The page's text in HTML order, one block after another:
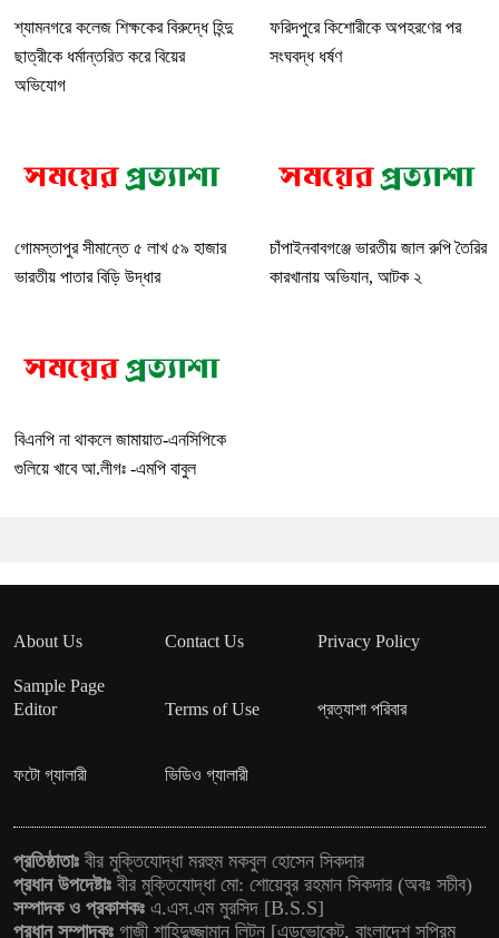
শ্যামনগরে কলেজ শিক্ষকের বিরুদ্ধে হিন্দু
ছাত্রীকে ধর্মান্তরিত করে বিয়ের
অভিযোগ
ফরিদপুরে কিশোরীকে অপহরণের পর
সংঘবদ্ধ ধর্ষণ
গোমস্তাপুর সীমান্তে ৫ লাখ ৫৯ হাজার
ভারতীয় পাতার বিড়ি উদ্ধার
চাঁপাইনবাবগঞ্জে ভারতীয় জাল রুপি তৈরির
কারখানায় অভিযান, আটক ২
বিএনপি না থাকলে জামায়াত-এনসিপিকে
গুলিয়ে খাবে আ.লীগঃ -এমপি বাবুল
About Us Contact Us Privacy Policy
Sample Page
Editor
Terms of Use প্রত্যাশা পরিবার
ফটো গ্যালারী ভিডিও গ্যালারী
প্রতিষ্ঠাতাঃ বীর মুক্তিযোদ্ধা মরহুম মকবুল হোসেন সিকদার
প্রধান উপদেষ্টাঃ বীর মুক্তিযোদ্ধা মো: শোয়েবুর রহমান সিকদার (অবঃ সচীব)
সম্পাদক ও প্রকাশকঃ এ.এস.এম মুরসিদ [B.S.S]
প্রধান সম্পাদকঃ গাজী শাহিদুজ্জামান লিটন [এডভোকেট, বাংলাদেশ সুপ্রিম